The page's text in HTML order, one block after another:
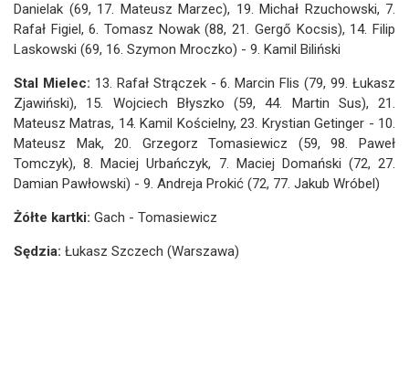
Danielak (69, 17. Mateusz Marzec), 19. Michał Rzuchowski, 7.
Rafał Figiel, 6. Tomasz Nowak (88, 21. Gergő Kocsis), 14. Filip
Laskowski (69, 16. Szymon Mroczko) - 9. Kamil Biliński
Stal Mielec: 13. Rafał Strączek - 6. Marcin Flis (79, 99. Łukasz
Zjawiński), 15. Wojciech Błyszko (59, 44. Martin Sus), 21.
Mateusz Matras, 14. Kamil Kościelny, 23. Krystian Getinger - 10.
Mateusz Mak, 20. Grzegorz Tomasiewicz (59, 98. Paweł
Tomczyk), 8. Maciej Urbańczyk, 7. Maciej Domański (72, 27.
Damian Pawłowski) - 9. Andreja Prokić (72, 77. Jakub Wróbel)
Żółte kartki: Gach - Tomasiewicz
Sędzia: Łukasz Szczech (Warszawa)